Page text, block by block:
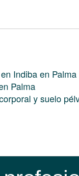
Indiba en Palma
Palma
y suelo